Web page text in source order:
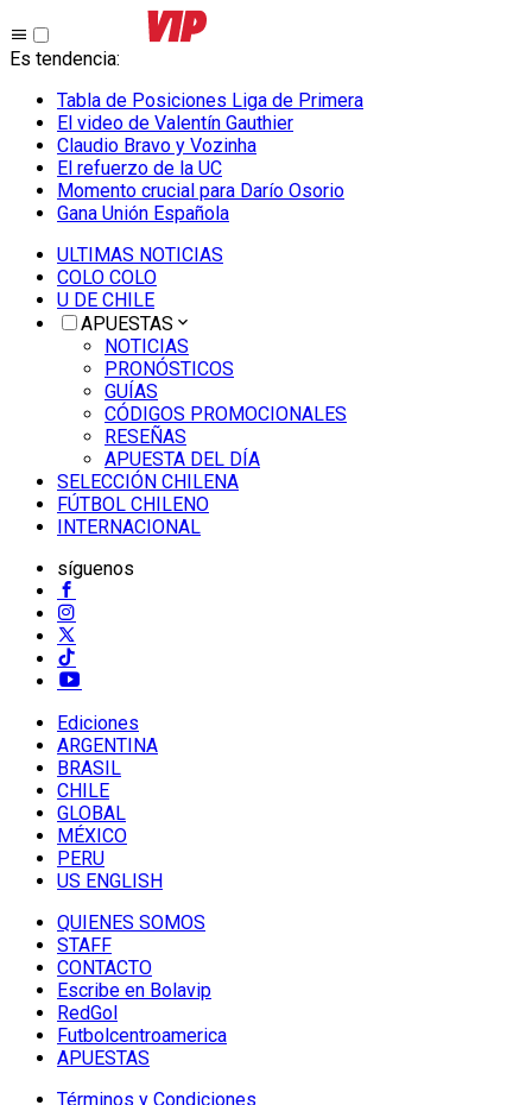
Es tendencia:
Tabla de Posiciones Liga de Primera
El video de Valentín Gauthier
Claudio Bravo y Vozinha
El refuerzo de la UC
Momento crucial para Darío Osorio
Gana Unión Española
ULTIMAS NOTICIAS
COLO COLO
U DE CHILE
APUESTAS
NOTICIAS
PRONÓSTICOS
GUÍAS
CÓDIGOS PROMOCIONALES
RESEÑAS
APUESTA DEL DÍA
SELECCIÓN CHILENA
FÚTBOL CHILENO
INTERNACIONAL
síguenos
Ediciones
ARGENTINA
BRASIL
CHILE
GLOBAL
MÉXICO
PERU
US ENGLISH
QUIENES SOMOS
STAFF
CONTACTO
Escribe en Bolavip
RedGol
Futbolcentroamerica
APUESTAS
Términos y Condiciones